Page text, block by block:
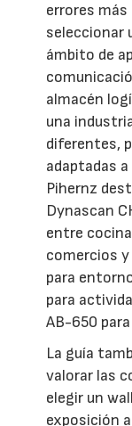
errores
seleccionar
ámbito de
almacén
una
diferentes,
adaptadas
Pihernz
Dynascan
entre
comercios y
para
para
AB-650
La guía
valorar las
elegir un
exposición